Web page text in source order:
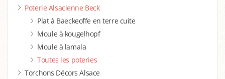
Poterie Alsacienne Beck
Plat à Baeckeoffe en terre cuite
Moule à kougelhopf
Moule à lamala
Toutes les poteries
Torchons Décors Alsace